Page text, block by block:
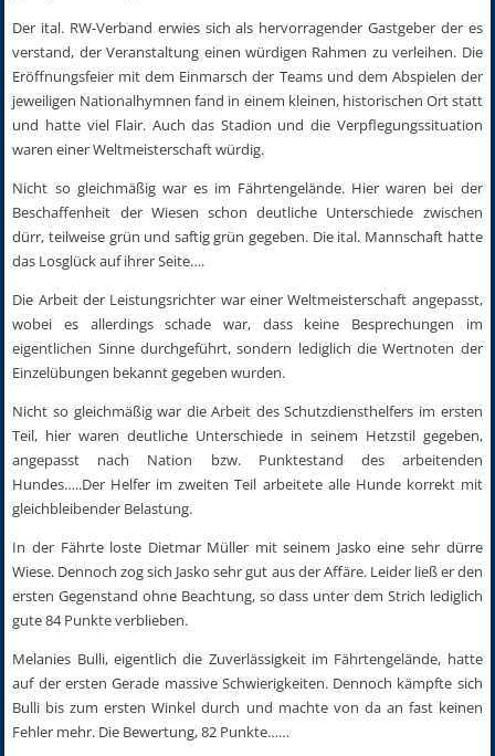
Der ital. RW-Verband erwies sich als hervorragender Gastgeber der es
verstand, der Veranstaltung einen würdigen Rahmen zu verleihen. Die
Eröffnungsfeier mit dem Einmarsch der Teams und dem Abspielen der
jeweiligen Nationalhymnen fand in einem kleinen, historischen Ort statt
und hatte viel Flair. Auch das Stadion und die Verpflegungssituation
waren einer Weltmeisterschaft würdig.
Nicht so gleichmäßig war es im Fährtengelände. Hier waren bei der
Beschaffenheit der Wiesen schon deutliche Unterschiede zwischen
dürr, teilweise grün und saftig grün gegeben. Die ital. Mannschaft hatte
das Losglück auf ihrer Seite….
Die Arbeit der Leistungsrichter war einer Weltmeisterschaft angepasst,
wobei es allerdings schade war, dass keine Besprechungen im
eigentlichen Sinne durchgeführt, sondern lediglich die Wertnoten der
Einzelübungen bekannt gegeben wurden.
Nicht so gleichmäßig war die Arbeit des Schutzdiensthelfers im ersten
Teil, hier waren deutliche Unterschiede in seinem Hetzstil gegeben,
angepasst nach Nation bzw. Punktestand des arbeitenden
Hundes…..Der Helfer im zweiten Teil arbeitete alle Hunde korrekt mit
gleichbleibender Belastung.
In der Fährte loste Dietmar Müller mit seinem Jasko eine sehr dürre
Wiese. Dennoch zog sich Jasko sehr gut aus der Affäre. Leider ließ er den
ersten Gegenstand ohne Beachtung, so dass unter dem Strich lediglich
gute 84 Punkte verblieben.
Melanies Bulli, eigentlich die Zuverlässigkeit im Fährtengelände, hatte
auf der ersten Gerade massive Schwierigkeiten. Dennoch kämpfte sich
Bulli bis zum ersten Winkel durch und machte von da an fast keinen
Fehler mehr. Die Bewertung, 82 Punkte……